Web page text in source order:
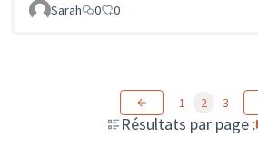
Sarah 0 0
Résultats par page :
1 2 3